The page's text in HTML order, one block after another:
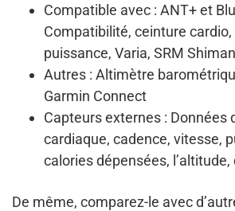
Compatible avec : ANT+ et
Compatibilité, ceinture
puissance, Varia, SRM
Autres : Altimètre
Garmin Connect
Capteurs externes : Données
cardiaque, cadence, vitesse,
calories dépensées,
De même, comparez-le avec